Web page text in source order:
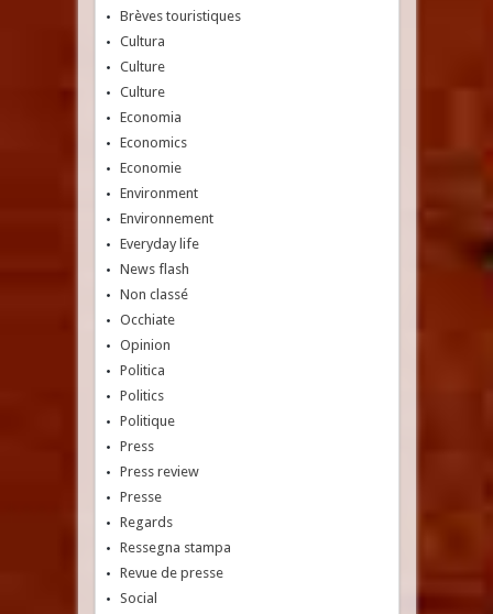
Brèves touristiques
Cultura
Culture
Culture
Economia
Economics
Economie
Environment
Environnement
Everyday life
News flash
Non classé
Occhiate
Opinion
Politica
Politics
Politique
Press
Press review
Presse
Regards
Ressegna stampa
Revue de presse
Social